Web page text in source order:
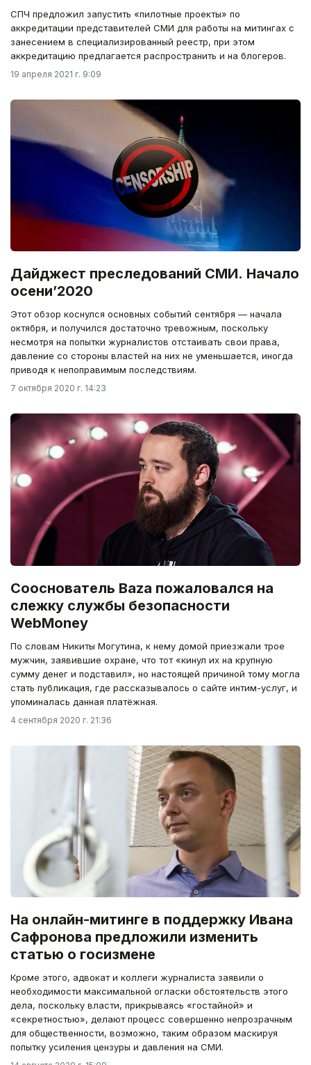
СПЧ предложил запустить «пилотные проекты» по
аккредитации представителей СМИ для работы на митингах с
занесением в специализированный реестр, при этом
аккредитацию предлагается распространить и на блогеров.
19 апреля 2021 г. 9:09
Дайджест преследований СМИ. Начало
осени’2020
Этот обзор коснулся основных событий сентября — начала
октября, и получился достаточно тревожным, поскольку
несмотря на попытки журналистов отстаивать свои права,
давление со стороны властей на них не уменьшается, иногда
приводя к непоправимым последствиям.
7 октября 2020 г. 14:23
Сооснователь Baza пожаловался на
слежку службы безопасности
WebMoney
По словам Никиты Могутина, к нему домой приезжали трое
мужчин, заявившие охране, что тот «кинул их на крупную
сумму денег и подставил», но настоящей причиной тому могла
стать публикация, где рассказывалось о сайте интим-услуг, и
упоминалась данная платёжная.
4 сентября 2020 г. 21:36
На онлайн-митинге в поддержку Ивана
Сафронова предложили изменить
статью о госизмене
Кроме этого, адвокат и коллеги журналиста заявили о
необходимости максимальной огласки обстоятельств этого
дела, поскольку власти, прикрываясь «гостайной» и
«секретностью», делают процесс совершенно непрозрачным
для общественности, возможно, таким образом маскируя
попытку усиления цензуры и давления на СМИ.